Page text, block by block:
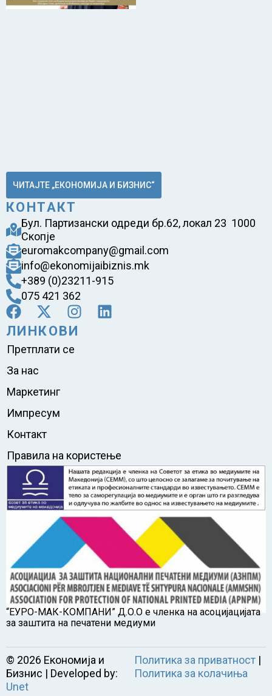
ЧИТАЈТЕ „ЕКОНОМИЈА И БИЗНИС“
КОНТАКТ
Бул. Партизански одреди бр.62, локал 23 1000
Скопје
euromakcompany@gmail.com
info@ekonomijaibiznis.mk
+389 (0)23211-915
075 421 362
ЛИНКОВИ
Претплати се
За нас
Маркетинг
Импресум
Контакт
Правила на користење
“ЕУРО-МАК-КОМПАНИ” Д.О.О е членка на асоцијацијата
за заштита на печатени медиуми
© 2026 Економија и
Бизнис | Developed by:
Unet
Политика за приватност|
Политика за колачиња